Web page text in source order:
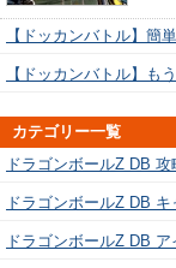
【ドッカンバトル】簡
【ドッカンバトル】
カテゴリー一覧
ドラゴンボールZ DB 攻
ドラゴンボールZ DB キ
ドラゴンボールZ DB ア